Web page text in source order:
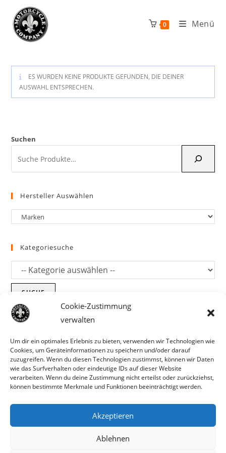
Cookie-Zustimmung
verwalten
Um dir ein optimales Erlebnis zu bieten, verwenden wir Technologien wie
Cookies, um Geräteinformationen zu speichern und/oder darauf
zuzugreifen. Wenn du diesen Technologien zustimmst, können wir Daten
wie das Surfverhalten oder eindeutige IDs auf dieser Website
verarbeiten. Wenn du deine Zustimmung nicht erteilst oder zurückziehst,
können bestimmte Merkmale und Funktionen beeinträchtigt werden.
Akzeptieren
Ablehnen
Parts für Harley Davidson, Indian und
Inhalt
springen
0 Menü
ES WURDEN KEINE PRODUKTE GEFUNDEN, DIE DEINER
AUSWAHL ENTSPRECHEN.
Suchen
Hersteller Auswählen
Kategoriesuche
SUCHE